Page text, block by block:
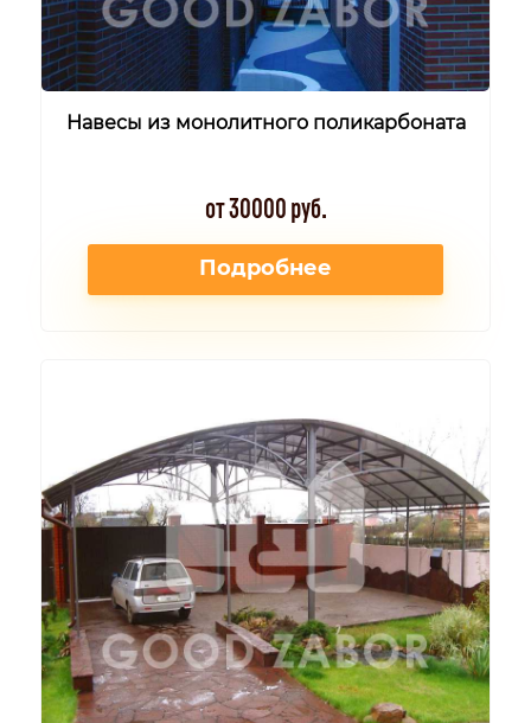
Навесы из монолитного поликарбоната
от 30000 руб.
Подробнее